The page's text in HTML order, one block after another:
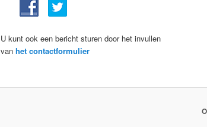
U kunt ook een bericht sturen door het invullen
van het contactformulier